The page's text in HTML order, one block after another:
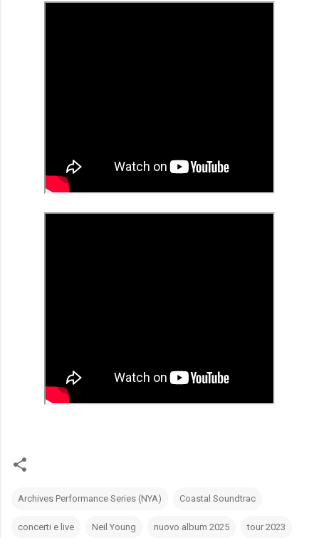
Archives Performance Series (NYA) Coastal Soundtrac
concerti e live Neil Young nuovo album 2025 tour 2023